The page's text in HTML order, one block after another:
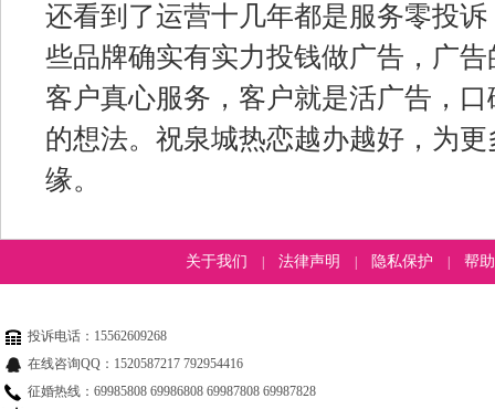
还看到了运营十几年都是服务零投
些品牌确实有实力投钱做广告，广
客户真心服务，客户就是活广告，
的想法。祝泉城热恋越办越好，为
缘。
关于我们 法律声明 隐私保护 帮
投诉电话：15562609268
在线咨询QQ：1520587217 792954416
征婚热线：69985808 69986808 69987808 69987828